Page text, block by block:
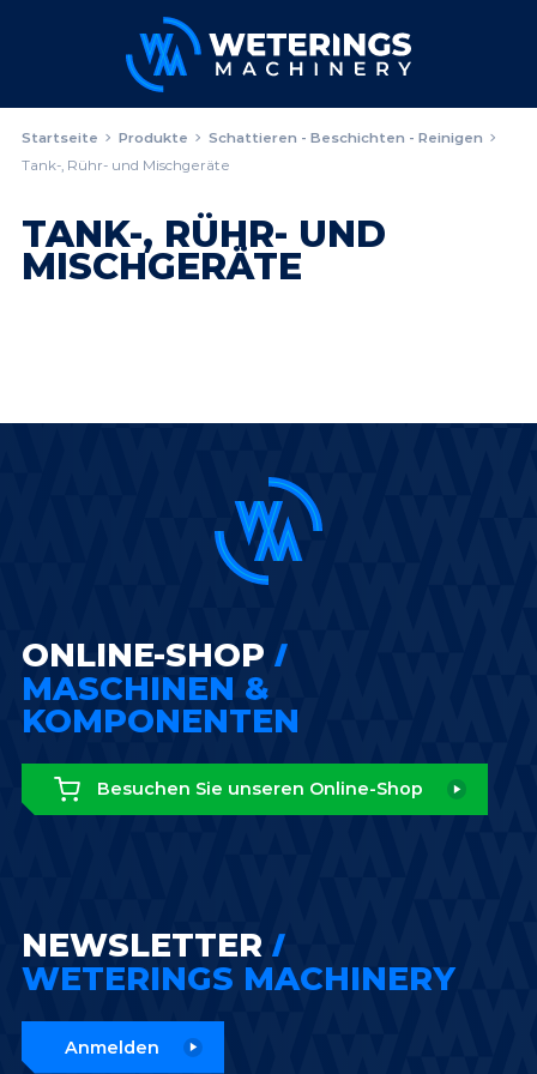
Startseite Produkte
Schattieren - Beschichten - Reinigen
Tank-, Rühr- und Mischgeräte
TANK-, RÜHR- UND
MISCHGERÄTE
ONLINE-SHOP
MASCHINEN &
KOMPONENTEN
Besuchen Sie unseren Online-Shop
NEWSLETTER
WETERINGS MACHINERY
Anmelden